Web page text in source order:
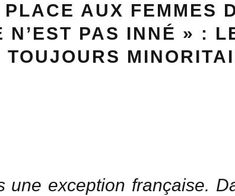
AUX FEMMES
N’EST PAS INNÉ » :
TOUJOURS
une exception française.